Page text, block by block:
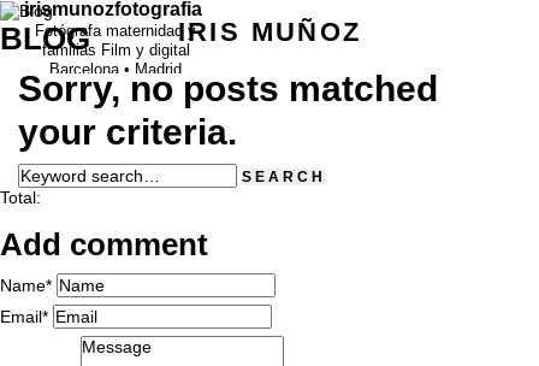
IRIS MUÑOZ
BLOG
Sorry, no posts matched
your criteria.
irismunozfotografia
Fotógrafa maternidad y
familias Film y digital
Barcelona • Madrid
fotografia@irismunoz.com
Total:
Add comment
Name*
Email*